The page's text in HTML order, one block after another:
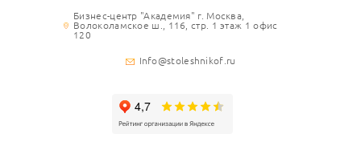
Бизнес-центр "Академия" г. Москва,
Волоколамское ш., 116, стр. 1 этаж 1 офис
120
Info@stoleshnikof.ru